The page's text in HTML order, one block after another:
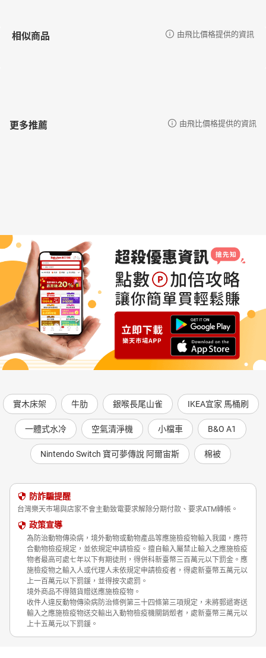
相似商品 由飛比價格提供的資訊
更多推薦 由飛比價格提供的資訊
實木床架 牛肋 銀喉長尾山雀 IKEA宜家 馬桶刷
一體式水冷 空氣清淨機 小檔車 B&O A1
Nintendo Switch 寶可夢傳說 阿爾宙斯 棉被
防詐騙提醒
台灣樂天市場與店家不會主動致電要求解除分期付款、要求ATM轉帳。
政策宣導
為防治動物傳染病，境外動物或動物產品等應施檢疫物輸入我國，應符
合動物檢疫規定，並依規定申請檢疫。擅自輸入屬禁止輸入之應施檢疫
物者最高可處七年以下有期徒刑，得併科新臺幣三百萬元以下罰金。應
施檢疫物之輸入人或代理人未依規定申請檢疫者，得處新臺幣五萬元以
上一百萬元以下罰鍰，並得按次處罰。
境外商品不得隨貨贈送應施檢疫物。
收件人違反動物傳染病防治條例第三十四條第三項規定，未將郵遞寄送
輸入之應施檢疫物送交輸出入動物檢疫機關銷燬者，處新臺幣三萬元以
上十五萬元以下罰鍰。